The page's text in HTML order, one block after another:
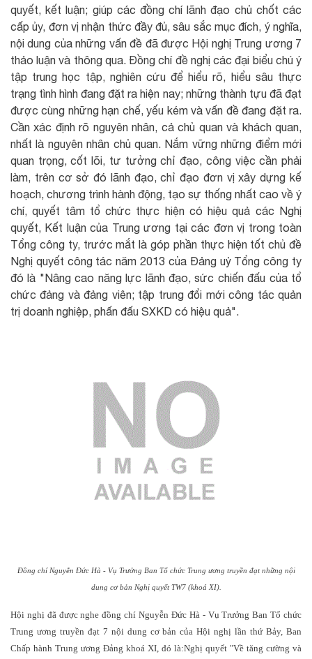
quyết, kết luận; giúp các đồng chí lãnh đạo chủ chốt các
cấp ủy, đơn vị nhận thức đầy đủ, sâu sắc mục đích, ý nghĩa,
nội dung của những vấn đề đã được Hội nghị Trung ương 7
thảo luận và thông qua. Đồng chí đề nghị các đại biểu chú ý
tập trung học tập, nghiên cứu để hiểu rõ, hiểu sâu thực
trạng tình hình đang đặt ra hiện nay; những thành tựu đã đạt
được cùng những hạn chế, yếu kém và vấn đề đang đặt ra.
Cần xác định rõ nguyên nhân, cả chủ quan và khách quan,
nhất là nguyên nhân chủ quan. Nắm vững những điểm mới
quan trọng, cốt lõi, tư tưởng chỉ đạo, công việc cần phải
làm, trên cơ sở đó lãnh đạo, chỉ đạo đơn vị xây dựng kế
hoạch, chương trình hành động, tạo sự thống nhất cao về ý
chí, quyết tâm tổ chức thực hiện có hiệu quả các Nghị
quyết, Kết luận của Trung ương tại các đơn vị trong toàn
Tổng công ty, trước mắt là góp phần thực hiện tốt chủ đề
Nghị quyết công tác năm 2013 của Đảng uỷ Tổng công ty
đó là "Nâng cao năng lực lãnh đạo, sức chiến đấu của tổ
chức đảng và đảng viên; tập trung đổi mới công tác quản
trị doanh nghiệp, phấn đấu SXKD có hiệu quả".
Đồng chí Nguyễn Đức Hà - Vụ Trưởng Ban Tổ chức Trung ương truyền đạt những nội
dung cơ bản Nghị quyết TW7 (khoá XI).
Hội nghị đã được nghe đồng chí Nguyễn Đức Hà - Vụ Trưởng Ban Tổ chức
Trung ương truyền đạt 7 nội dung cơ bản của Hội nghị lần thứ Bảy, Ban
Chấp hành Trung ương Đảng khoá XI, đó là:Nghị quyết "Về tăng cường và